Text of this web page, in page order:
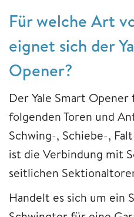
Für welche Art
eignet sich der
Opener?
Der Yale Smart
folgenden Toren und
Schwing-, Schiebe-,
ist die Verbindung mit
seitlichen
Handelt es sich um ein